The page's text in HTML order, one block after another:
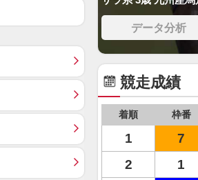
データ分析
競走成績
着順 枠番
1 7
2
1